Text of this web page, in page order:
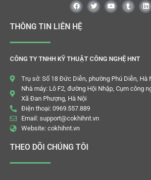
THÔNG TIN LIÊN HỆ
CÔNG TY TNHH KỸ THUẬT CÔNG NGHỆ HNT
Trụ sở: Số 18 Đức Diễn, phường Phú Diễn, Hà
Nhà máy: Lô F2, đường Hội Nhập, Cụm công
Xã Đan Phượng, Hà Nội
Điện thoại: 0969.557.889
Email: support@cokhihnt.vn
Website: cokhihnt.vn
THEO DÕI CHÚNG TÔI